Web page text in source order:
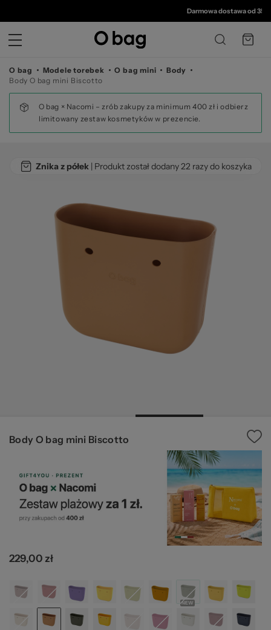
©
Darmowa dostawa od 350 zł
O bag Modele torebek O bag mini
Body
Body O bag mini Biscotto
O bag × Nacomi – zrób zakupy za minimum 400 zł i odbierz
limitowany zestaw kosmetyków w prezencie.
Znika z półek| Produkt został dodany 22 razy do koszyka
Body O bag mini Biscotto
229,00 zł